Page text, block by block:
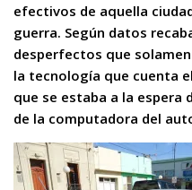
efectivos de aquella
guerra. Según datos
desperfectos que
la tecnología que cuenta
que se estaba a la espera
de la computadora del